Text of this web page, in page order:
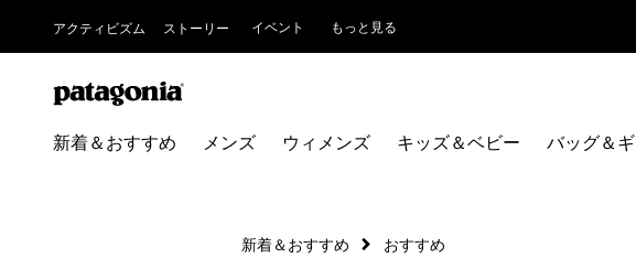
アクティビズム ストーリー イベント もっと見る
新着＆おすすめ メンズ ウィメンズ キッズ＆ベビー バッグ＆
新着＆おすすめ おすすめ